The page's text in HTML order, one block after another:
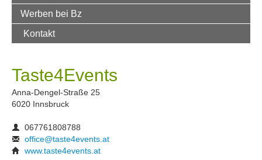
Werben bei Bz
Kontakt
Taste4Events
Anna-Dengel-Straße 25
6020 Innsbruck
067761808788
office@taste4events.at
www.taste4events.at